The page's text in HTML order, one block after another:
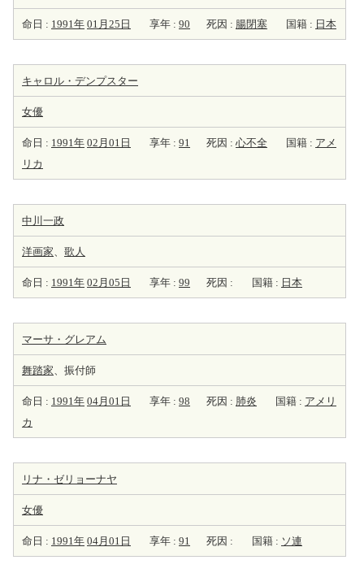
命日 : 1991年 01月25日 享年 : 90 死因 : 腸閉塞 国籍 : 日本
キャロル・デンプスター
女優
命日 : 1991年 02月01日 享年 : 91 死因 : 心不全 国籍 : アメ
リカ
中川一政
洋画家、 歌人
命日 : 1991年 02月05日 享年 : 99 死因 : 国籍 : 日本
マーサ・グレアム
舞踏家、振付師
命日 : 1991年 04月01日 享年 : 98 死因 : 肺炎 国籍 : アメリ
カ
リナ・ゼリョーナヤ
女優
命日 : 1991年 04月01日 享年 : 91 死因 : 国籍 : ソ連